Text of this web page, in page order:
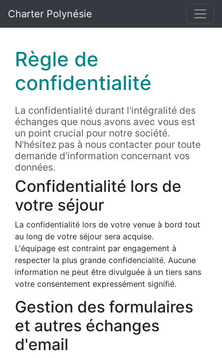
Charter Polynésie
Règle de
confidentialité
La confidentialité durant l'intégralité des
échanges que nous avons avec vous est
un point crucial pour notre société.
N'hésitez pas à nous contacter pour toute
demande d'information concernant vos
données.
Confidentialité lors de
votre séjour
La confidentialité lors de votre venue à bord tout
au long de votre séjour sera acquise.
L'équipage est contraint par engagement à
respecter la plus grande confidencialité. Aucune
information ne peut être divulguée à un tiers sans
votre consentement expressément signifié.
Gestion des formulaires
et autres échanges
d'email